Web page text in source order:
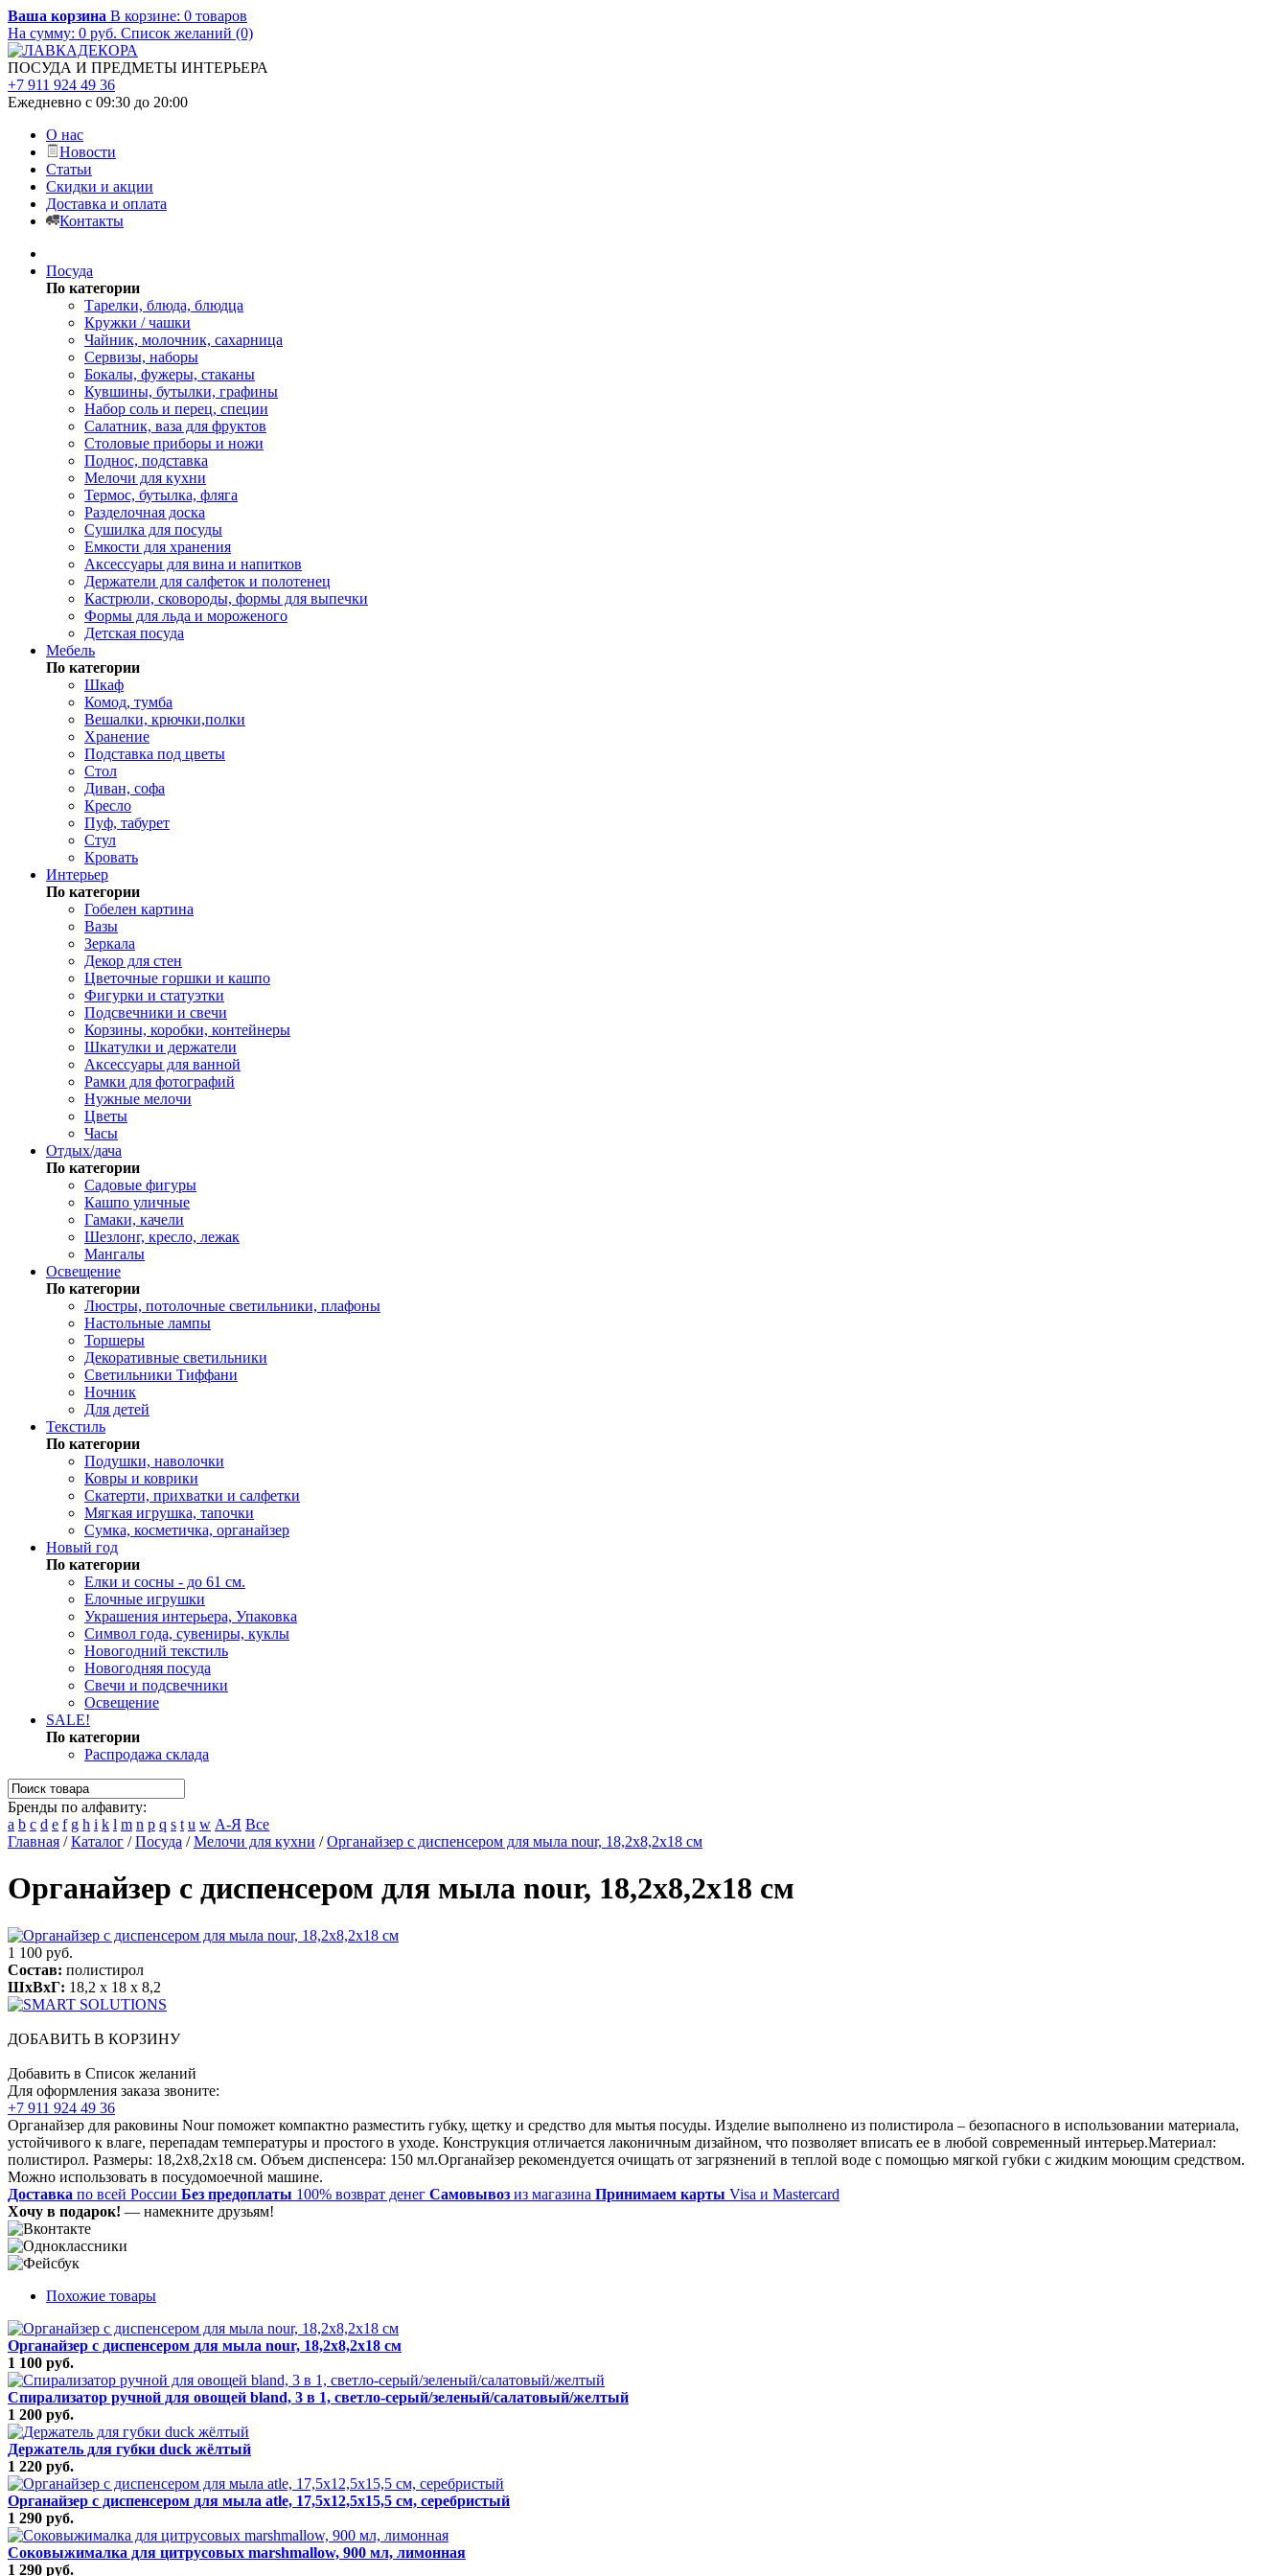
Ваша корзина В корзине: 0 товаров
На сумму: 0 руб. Список желаний (0)
ПОСУДА И ПРЕДМЕТЫ ИНТЕРЬЕРА
+7 911 924 49 36
Ежедневно с 09:30 до 20:00
О нас
Новости
Статьи
Скидки и акции
Доставка и оплата
Контакты
Посуда
По категории
Тарелки, блюда, блюдца
Кружки / чашки
Чайник, молочник, сахарница
Сервизы, наборы
Бокалы, фужеры, стаканы
Кувшины, бутылки, графины
Набор соль и перец, специи
Салатник, ваза для фруктов
Столовые приборы и ножи
Поднос, подставка
Мелочи для кухни
Термос, бутылка, фляга
Разделочная доска
Сушилка для посуды
Емкости для хранения
Аксессуары для вина и напитков
Держатели для салфеток и полотенец
Кастрюли, сковороды, формы для выпечки
Формы для льда и мороженого
Детская посуда
Мебель
По категории
Шкаф
Комод, тумба
Вешалки, крючки,полки
Хранение
Подставка под цветы
Стол
Диван, софа
Кресло
Пуф, табурет
Стул
Кровать
Интерьер
По категории
Гобелен картина
Вазы
Зеркала
Декор для стен
Цветочные горшки и кашпо
Фигурки и статуэтки
Подсвечники и свечи
Корзины, коробки, контейнеры
Шкатулки и держатели
Аксессуары для ванной
Рамки для фотографий
Нужные мелочи
Цветы
Часы
Отдых/дача
По категории
Садовые фигуры
Кашпо уличные
Гамаки, качели
Шезлонг, кресло, лежак
Мангалы
Освещение
По категории
Люстры, потолочные светильники, плафоны
Настольные лампы
Торшеры
Декоративные светильники
Светильники Тиффани
Ночник
Для детей
Текстиль
По категории
Подушки, наволочки
Ковры и коврики
Скатерти, прихватки и салфетки
Мягкая игрушка, тапочки
Сумка, косметичка, органайзер
Новый год
По категории
Елки и сосны - до 61 см.
Елочные игрушки
Украшения интерьера, Упаковка
Символ года, сувениры, куклы
Новогодний текстиль
Новогодняя посуда
Свечи и подсвечники
Освещение
SALE!
По категории
Распродажа склада
Бренды по алфавиту:
a b c d e f g h i k l m n p q s t u w А-Я Все
Главная /Каталог /Посуда /Мелочи для кухни /Органайзер с диспенсером для мыла nour, 18,2х8,2х18 см
Органайзер с диспенсером для мыла nour, 18,2х8,2х18 см
1 100 руб.
Состав: полистирол
ШхВхГ: 18,2 x 18 x 8,2
ДОБАВИТЬ В КОРЗИНУ
Добавить в Список желаний
Для оформления заказа звоните:
+7 911 924 49 36
Органайзер для раковины Nour поможет компактно разместить губку, щетку и средство для мытья посуды. Изделие выполнено из полистирола – безопасного в использовании материала,
устойчивого к влаге, перепадам температуры и простого в уходе. Конструкция отличается лаконичным дизайном, что позволяет вписать ее в любой современный интерьер.Материал:
полистирол. Размеры: 18,2х8,2х18 см. Объем диспенсера: 150 мл.Органайзер рекомендуется очищать от загрязнений в теплой воде с помощью мягкой губки с жидким моющим средством.
Можно использовать в посудомоечной машине.
Доставка по всей России Без предоплаты 100% возврат денег Самовывоз из магазина Принимаем карты Visa и Mastercard
Хочу в подарок! — намекните друзьям!
Похожие товары
Органайзер с диспенсером для мыла nour, 18,2х8,2х18 см
1 100 руб.
Спирализатор ручной для овощей bland, 3 в 1, светло-серый/зеленый/салатовый/желтый
1 200 руб.
Держатель для губки duck жёлтый
1 220 руб.
Органайзер с диспенсером для мыла atle, 17,5х12,5х15,5 см, серебристый
1 290 руб.
Соковыжималка для цитрусовых marshmallow, 900 мл, лимонная
1 290 руб.